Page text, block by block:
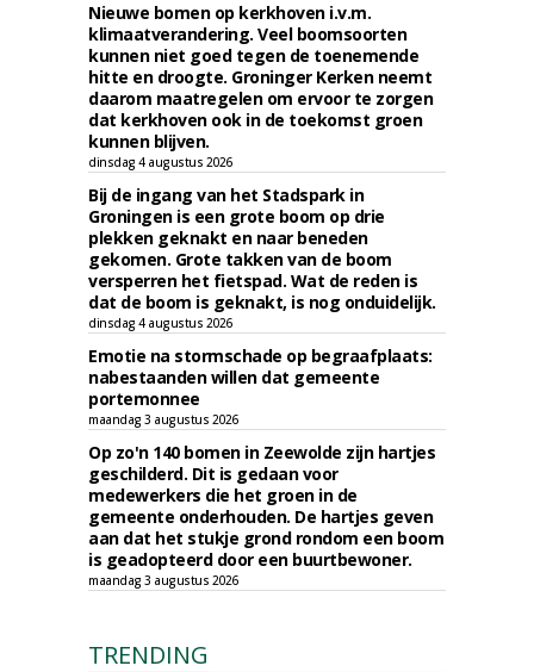
Nieuwe bomen op kerkhoven i.v.m.
klimaatverandering. Veel boomsoorten
kunnen niet goed tegen de toenemende
hitte en droogte. Groninger Kerken neemt
daarom maatregelen om ervoor te zorgen
dat kerkhoven ook in de toekomst groen
kunnen blijven.
dinsdag 4 augustus 2026
Bij de ingang van het Stadspark in
Groningen is een grote boom op drie
plekken geknakt en naar beneden
gekomen. Grote takken van de boom
versperren het fietspad. Wat de reden is
dat de boom is geknakt, is nog onduidelijk.
dinsdag 4 augustus 2026
Emotie na stormschade op begraafplaats:
nabestaanden willen dat gemeente
portemonnee
maandag 3 augustus 2026
Op zo'n 140 bomen in Zeewolde zijn hartjes
geschilderd. Dit is gedaan voor
medewerkers die het groen in de
gemeente onderhouden. De hartjes geven
aan dat het stukje grond rondom een boom
is geadopteerd door een buurtbewoner.
maandag 3 augustus 2026
TRENDING